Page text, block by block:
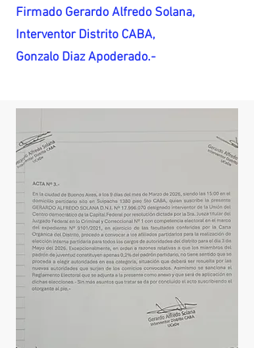
Firmado Gerardo Alfredo Solana,
Interventor Distrito CABA,
Gonzalo Diaz Apoderado.-